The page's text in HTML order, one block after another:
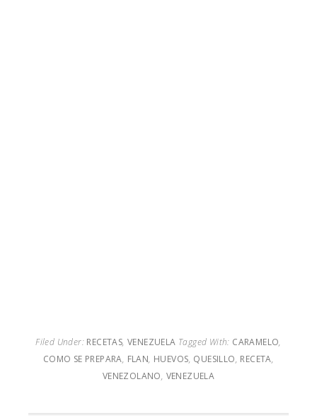
Filed Under: RECETAS, VENEZUELA Tagged With: CARAMELO,
COMO SE PREPARA, FLAN, HUEVOS, QUESILLO, RECETA,
VENEZOLANO, VENEZUELA